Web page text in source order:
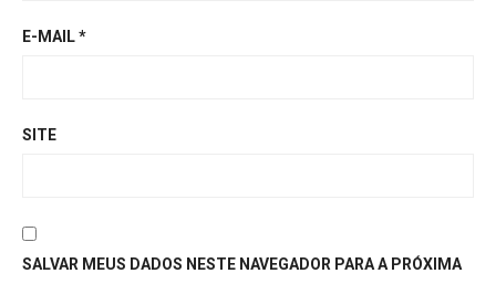
E-MAIL*
SITE
SALVAR MEUS DADOS NESTE NAVEGADOR PARA A PRÓXIMA